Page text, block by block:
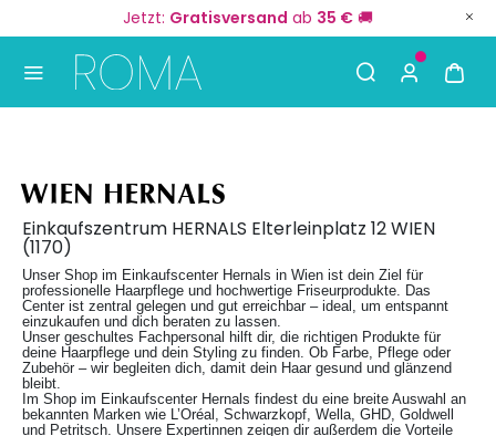
Jetzt: Gratisversand ab 35 € 🚚
WIEN HERNALS
Einkaufszentrum HERNALS Elterleinplatz 12 WIEN
(1170)
Unser Shop im Einkaufscenter Hernals in Wien ist dein Ziel für
professionelle Haarpflege und hochwertige Friseurprodukte. Das
Center ist zentral gelegen und gut erreichbar – ideal, um entspannt
einzukaufen und dich beraten zu lassen.
Unser geschultes Fachpersonal hilft dir, die richtigen Produkte für
deine Haarpflege und dein Styling zu finden. Ob Farbe, Pflege oder
Zubehör – wir begleiten dich, damit dein Haar gesund und glänzend
bleibt.
Im Shop im Einkaufscenter Hernals findest du eine breite Auswahl an
bekannten Marken wie L’Oréal, Schwarzkopf, Wella, GHD, Goldwell
und Petritsch. Unsere Expertinnen zeigen dir außerdem die Vorteile